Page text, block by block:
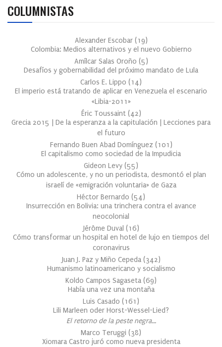
COLUMNISTAS
Alexander Escobar (19)
Colombia: Medios alternativos y el nuevo Gobierno
Amílcar Salas Oroño (5)
Desafíos y gobernabilidad del próximo mandato de Lula
Carlos E. Lippo (14)
El imperio está tratando de aplicar en Venezuela el escenario
«Libia-2011»
Éric Toussaint (42)
Grecia 2015 | De la esperanza a la capitulación | Lecciones para
el futuro
Fernando Buen Abad Domínguez (101 )
El capitalismo como sociedad de la Impudicia
Gideon Levy (55)
Cómo un adolescente, y no un periodista, desmontó el plan
israelí de «emigración voluntaria» de Gaza
Héctor Bernardo (54)
Insurrección en Bolivia: una trinchera contra el avance
neocolonial
Jérôme Duval (16)
Cómo transformar un hospital en hotel de lujo en tiempos del
coronavirus
Juan J. Paz y Miño Cepeda (342)
Humanismo latinoamericano y socialismo
Koldo Campos Sagaseta (69)
Había una vez una montaña
Luis Casado (161 )
Lili Marleen oder Horst-Wessel-Lied?
El retorno de la peste negra…
Marco Teruggi (38)
Xiomara Castro juró como nueva presidenta